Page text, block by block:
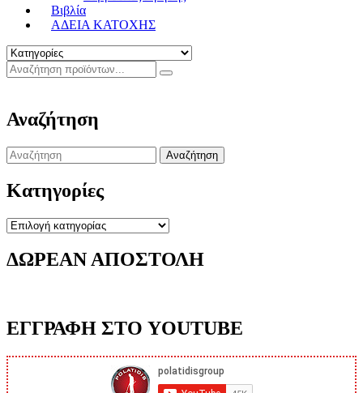
Βιβλία
ΑΔΕΙΑ ΚΑΤΟΧΗΣ
Αναζήτηση
Search
for:
Κατηγορίες
Κατηγορίες
ΔΩΡΕΑΝ ΑΠΟΣΤΟΛΗ
ΕΓΓΡΑΦΗ ΣΤΟ YOUTUBE